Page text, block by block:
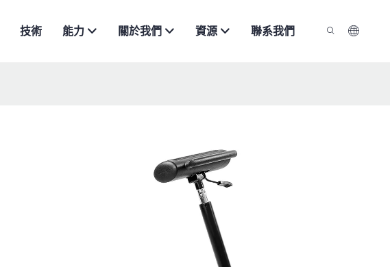
技術 能力 關於我們 資源 聯系我們